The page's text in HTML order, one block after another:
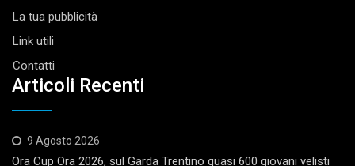
La tua pubblicità
Link utili
Contatti
Articoli Recenti
9 Agosto 2026
Ora Cup Ora 2026, sul Garda Trentino quasi 600 giovani velisti